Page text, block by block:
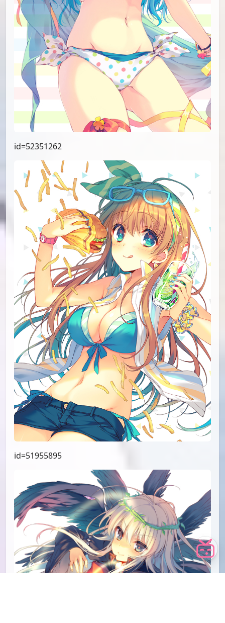
id=52351262
id=51955895